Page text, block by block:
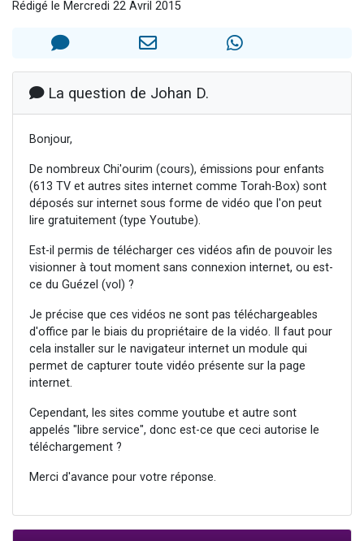
Dovan vient de donner son Maasser
Malgorzata vient de donner son Maasser
3 personnes viennent de nous rejoindre sur WhatsApp
Rédigé le Mercredi 22 Avril 2015
La question de Johan D.
Bonjour,
De nombreux Chi'ourim (cours), émissions pour enfants
(613 TV et autres sites internet comme Torah-Box) sont
déposés sur internet sous forme de vidéo que l'on peut
lire gratuitement (type Youtube).
Est-il permis de télécharger ces vidéos afin de pouvoir les
visionner à tout moment sans connexion internet, ou est-
ce du Guézel (vol) ?
Je précise que ces vidéos ne sont pas téléchargeables
d'office par le biais du propriétaire de la vidéo. Il faut pour
cela installer sur le navigateur internet un module qui
permet de capturer toute vidéo présente sur la page
internet.
Cependant, les sites comme youtube et autre sont
appelés "libre service", donc est-ce que ceci autorise le
téléchargement ?
Merci d'avance pour votre réponse.